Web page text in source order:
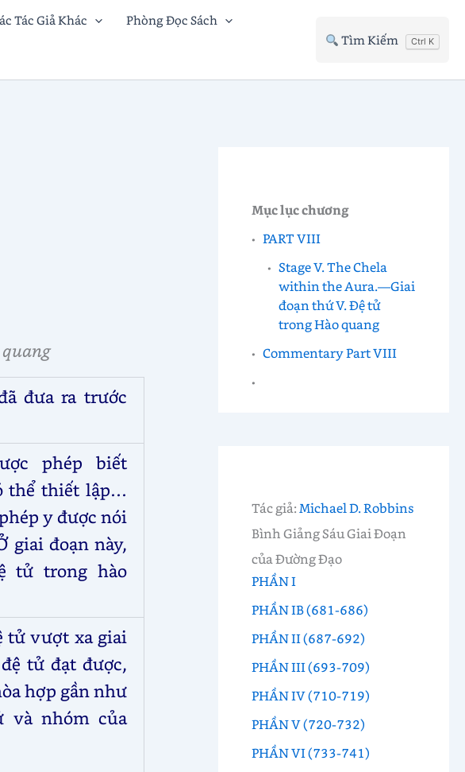
Tác Giả Khác Phòng Đọc Sách
Tìm Kiếm Ctrl K
đưa ra trước
phép biết
thể thiết lập…
y được nói
giai đoạn này,
tử trong hào
tử vượt xa giai
tử đạt được,
hợp gần như
và nhóm của
Mục lục chương
PART VIII
Stage V. The Chela
within the Aura.—Giai
đoạn thứ V. Đệ tử
trong Hào quang
Commentary Part VIII
Tác giả:Michael D. Robbins
Bình Giảng Sáu Giai Đoạn
của Đường Đạo
PHẦN I
PHẦN IB (681-686)
PHẦN II (687-692)
PHẦN III (693-709)
PHẦN IV (710-719)
PHẦN V (720-732)
PHẦN VI (733-741)